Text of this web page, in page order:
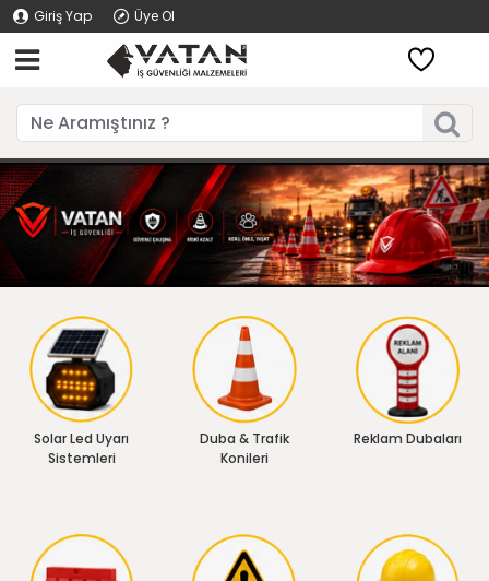
Giriş Yap Üye Ol
Solar Led Uyarı
Sistemleri
Duba & Trafik
Konileri
Reklam Dubaları